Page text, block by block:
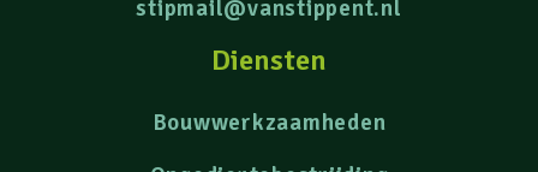
stipmail@vanstippent.nl
Diensten
Bouwwerkzaamheden